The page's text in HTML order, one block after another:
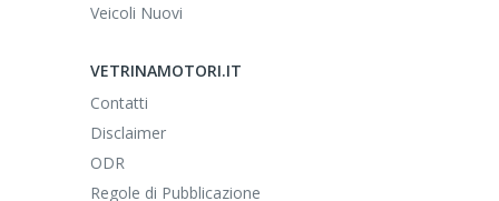
Veicoli Nuovi
VETRINAMOTORI.IT
Contatti
Disclaimer
ODR
Regole di Pubblicazione